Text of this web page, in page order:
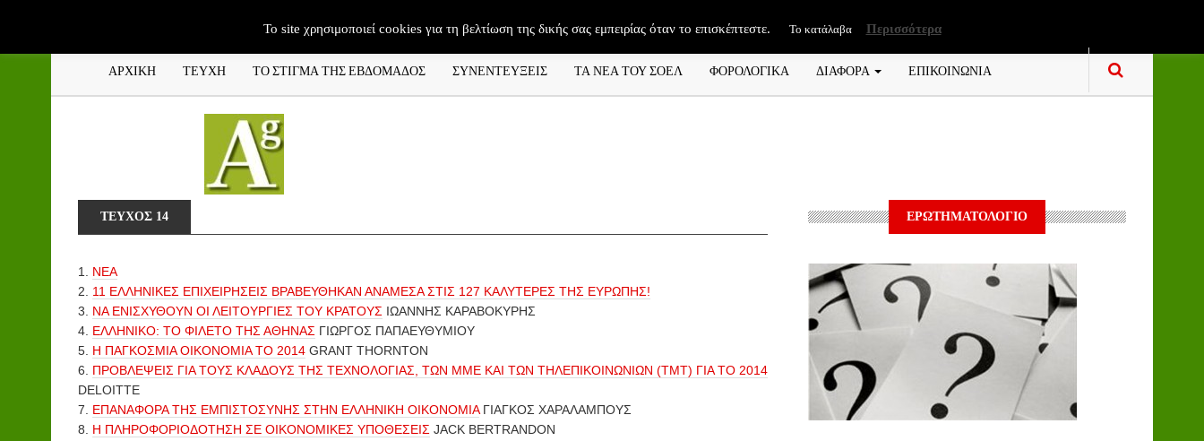
ΑΡΧΙΚΗ ΤΕΥΧΗ ΤΟ ΣΤΙΓΜΑ ΤΗΣ ΕΒΔΟΜΑΔΟΣ ΣΥΝΕΝΤΕΥΞΕΙΣ ΤΑ ΝΕΑ ΤΟΥ ΣΟΕΛ ΦΟΡΟΛΟΓΙΚΑ ΔΙΑΦΟΡΑ ΕΠΙΚΟΙΝΩΝΙΑ
ΤΕΥΧΟΣ 14
1. ΝΕΑ
2. 11 ΕΛΛΗΝΙΚΕΣ ΕΠΙΧΕΙΡΗΣΕΙΣ ΒΡΑΒΕΥΘΗΚΑΝ ΑΝΑΜΕΣΑ ΣΤΙΣ 127 ΚΑΛΥΤΕΡΕΣ ΤΗΣ ΕΥΡΩΠΗΣ!
3. ΝΑ ΕΝΙΣΧΥΘΟΥΝ ΟΙ ΛΕΙΤΟΥΡΓΙΕΣ ΤΟΥ ΚΡΑΤΟΥΣ ΙΩΑΝΝΗΣ ΚΑΡΑΒΟΚΥΡΗΣ
4. ΕΛΛΗΝΙΚΟ: ΤΟ ΦΙΛΕΤΟ ΤΗΣ ΑΘΗΝΑΣ ΓΙΩΡΓΟΣ ΠΑΠΑΕΥΘΥΜΙΟΥ
5. Η ΠΑΓΚΟΣΜΙΑ ΟΙΚΟΝΟΜΙΑ ΤΟ 2014 GRANT THORNTON
6. ΠΡΟΒΛΕΨΕΙΣ ΓΙΑ ΤΟΥΣ ΚΛΑΔΟΥΣ ΤΗΣ ΤΕΧΝΟΛΟΓΙΑΣ, ΤΩΝ ΜΜΕ ΚΑΙ ΤΩΝ ΤΗΛΕΠΙΚΟΙΝΩΝΙΩΝ (ΤΜΤ) ΓΙΑ ΤΟ 2014
DELOITTE
7. ΕΠΑΝΑΦΟΡΑ ΤΗΣ ΕΜΠΙΣΤΟΣΥΝΗΣ ΣΤΗΝ ΕΛΛΗΝΙΚΗ ΟΙΚΟΝΟΜΙΑΓΙΑΓΚΟΣ ΧΑΡΑΛΑΜΠΟΥΣ
8. Η ΠΛΗΡΟΦΟΡΙΟΔΟΤΗΣΗ ΣΕ ΟΙΚΟΝΟΜΙΚΕΣ ΥΠΟΘΕΣΕΙΣ JACK BERTRANDON
ΕΡΩΤΗΜΑΤΟΛΟΓΙΟ
To site χρησιμοποιεί cookies για τη βελτίωση της δικής σας εμπειρίας όταν το επισκέπτεστε. Το κατάλαβα Περισσότερα